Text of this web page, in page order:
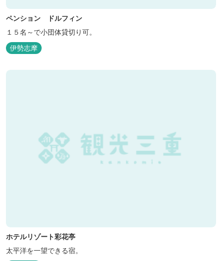
ペンション ドルフィン
１５名～で小団体貸切り可。
伊勢志摩
ホテルリゾート彩花亭
太平洋を一望できる宿。